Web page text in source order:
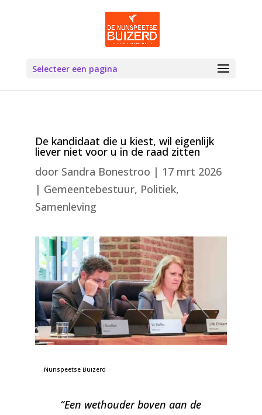
Selecteer een pagina
De kandidaat die u kiest, wil eigenlijk
liever niet voor u in de raad zitten
door Sandra Bonestroo | 17 mrt 2026
| Gemeentebestuur, Politiek,
Samenleving
Nunspeetse Buizerd
“Een wethouder boven aan de